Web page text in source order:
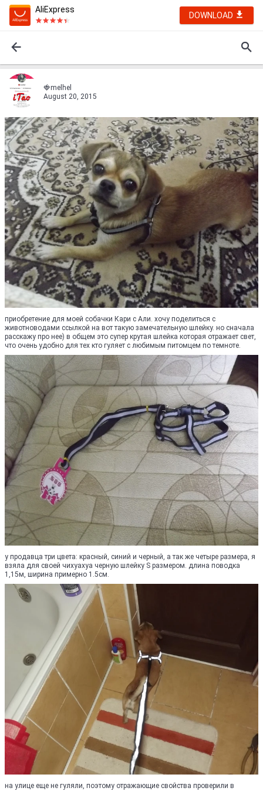
AliExpress
DOWNLOAD
🍓melhel
August 20, 2015
приобретение для моей собачки Кари с Али. хочу поделиться с
животноводами ссылкой на вот такую замечательную шлейку. но сначала
расскажу про нее) в общем это супер крутая шлейка которая отражает свет,
что очень удобно для тех кто гуляет с любимым питомцем по темноте.
у продавца три цвета: красный, синий и черный, а так же четыре размера, я
взяла для своей чихуахуа черную шлейку S размером. длина поводка
1,15м, ширина примерно 1.5см.
на улице еще не гуляли, поэтому отражающие свойства проверили в